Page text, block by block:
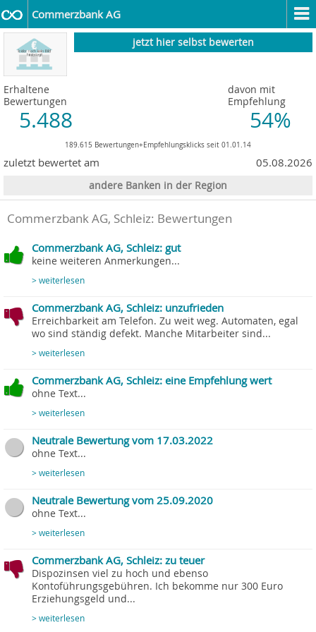
Commerzbank AG
jetzt hier selbst bewerten
Erhaltene
Bewertungen
5.488
davon mit
Empfehlung
54%
189.615 Bewertungen+Empfehlungsklicks seit 01.01.14
zuletzt bewertet am 05.08.2026
andere Banken in der Region
Commerzbank AG, Schleiz: Bewertungen
Commerzbank AG, Schleiz: gut
keine weiteren Anmerkungen...
> weiterlesen
Commerzbank AG, Schleiz: unzufrieden
Erreichbarkeit am Telefon. Zu weit weg. Automaten, egal
wo sind ständig defekt. Manche Mitarbeiter sind...
> weiterlesen
Commerzbank AG, Schleiz: eine Empfehlung wert
ohne Text...
> weiterlesen
Neutrale Bewertung vom 17.03.2022
ohne Text...
> weiterlesen
Neutrale Bewertung vom 25.09.2020
ohne Text...
> weiterlesen
Commerzbank AG, Schleiz: zu teuer
Dispozinsen viel zu hoch und ebenso
Kontoführungsgebühren. Ich bekomme nur 300 Euro
Erziehungsgeld und...
> weiterlesen